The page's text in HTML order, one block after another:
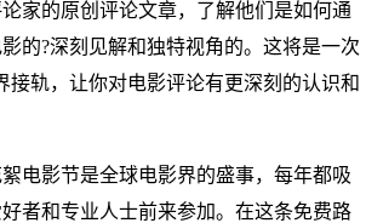
家的原创评论文章，了解他们是如何通
的?深刻见解和独特视角的。这将是一次
接轨，让你对电影评论有更深刻的认识和
电影节是全球电影界的盛事，每年都吸
者和专业人士前来参加。在这条免费路